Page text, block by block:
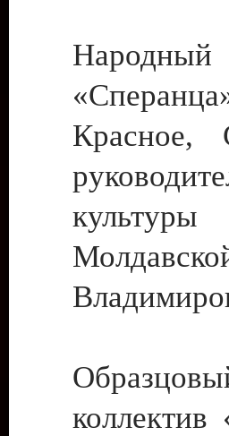
Красное,